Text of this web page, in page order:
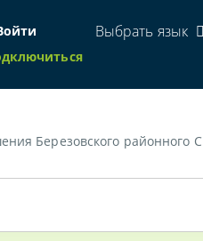
Выбрать язык
2009 г. № 133 и от 28 декабря 2009 г. № 151»